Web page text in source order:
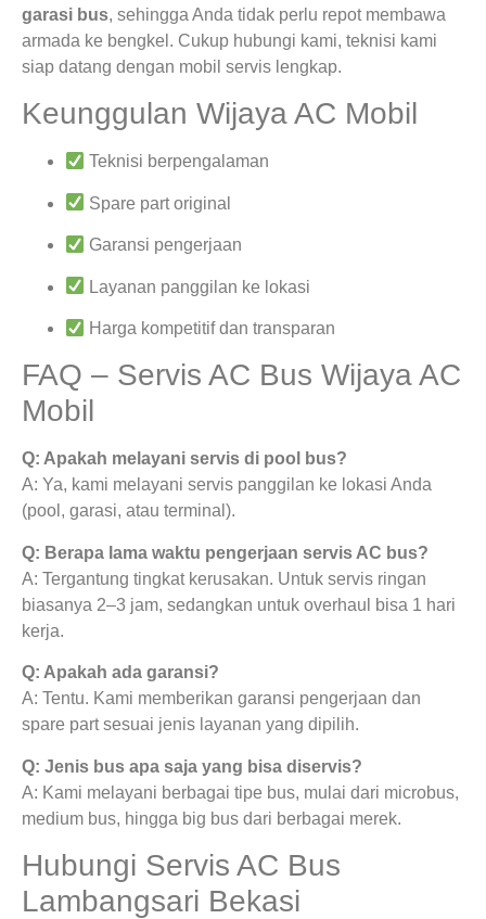
garasi bus, sehingga Anda tidak perlu repot membawa
armada ke bengkel. Cukup hubungi kami, teknisi kami
siap datang dengan mobil servis lengkap.
Keunggulan Wijaya AC Mobil
Teknisi berpengalaman
Spare part original
Garansi pengerjaan
Layanan panggilan ke lokasi
Harga kompetitif dan transparan
FAQ – Servis AC Bus Wijaya AC
Mobil
Q: Apakah melayani servis di pool bus?
A: Ya, kami melayani servis panggilan ke lokasi Anda
(pool, garasi, atau terminal).
Q: Berapa lama waktu pengerjaan servis AC bus?
A: Tergantung tingkat kerusakan. Untuk servis ringan
biasanya 2–3 jam, sedangkan untuk overhaul bisa 1 hari
kerja.
Q: Apakah ada garansi?
A: Tentu. Kami memberikan garansi pengerjaan dan
spare part sesuai jenis layanan yang dipilih.
Q: Jenis bus apa saja yang bisa diservis?
A: Kami melayani berbagai tipe bus, mulai dari microbus,
medium bus, hingga big bus dari berbagai merek.
Hubungi Servis AC Bus
Lambangsari Bekasi